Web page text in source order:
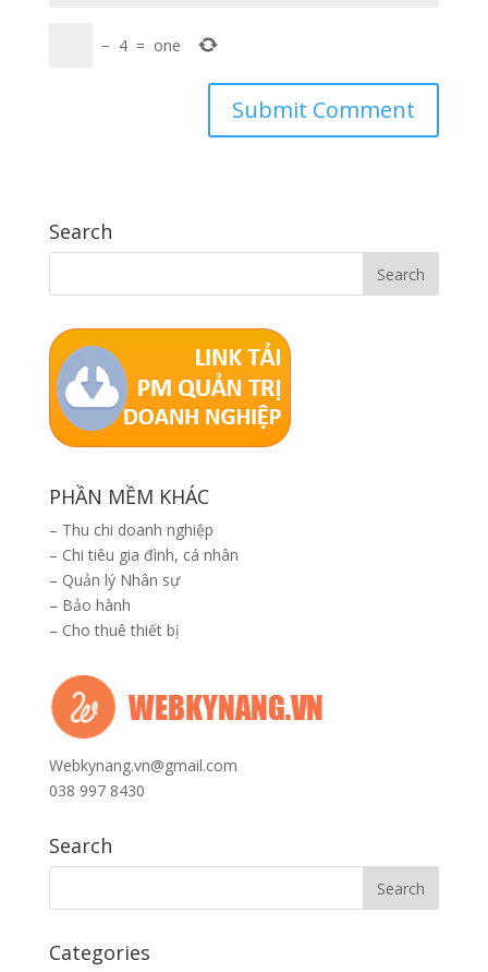
− 4 = one
Search
PHẦN MỀM KHÁC
– Thu chi doanh nghiệp
– Chi tiêu gia đình, cá nhân
– Quản lý Nhân sự
– Bảo hành
– Cho thuê thiết bị
Webkynang.vn@gmail.com
038 997 8430
Search
Categories